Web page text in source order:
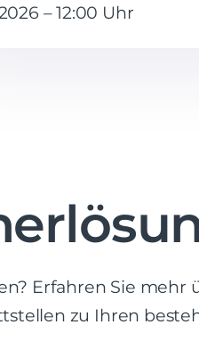
– 12:00 Uhr
Erfahren Sie mehr
zu Ihren